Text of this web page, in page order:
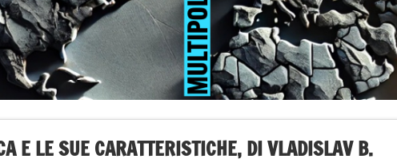
E LE SUE CARATTERISTICHE, DI VLADISLAV B.